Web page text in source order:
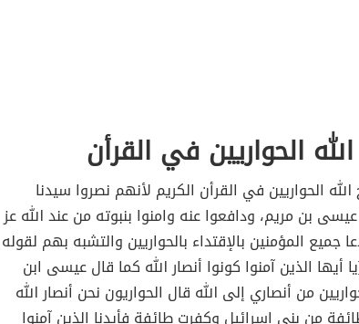
الحواريين في القرأن
الحواريين في القرأن الكريم لأنهم نصروا سيدنا
بن مريم، ودافعوا عنه وامنوا بنبوته من عند الله عز
جميع المؤمنين بالإقتداء بالحواريين والتشبه بهم لقوله
أيها الذين آمنوا كونوا أنصار الله كما قال عيسى ابن
من أنصاري إلى الله قال الحواريون نحن أنصار الله
من بني إسرائيل وكفرت طائفة فأيدنا الذين آمنوا